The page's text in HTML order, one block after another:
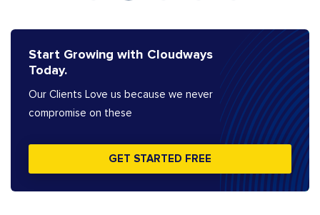
Start Growing with Cloudways
Today.
Our Clients Love us because we never
compromise on these
GET STARTED FREE